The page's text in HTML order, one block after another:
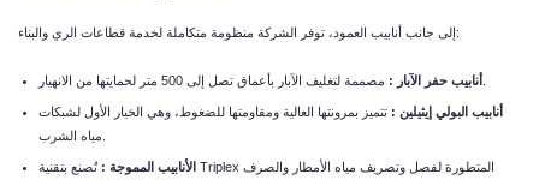
إلى جانب أنابيب العمود، توفر الشركة منظومة متكاملة لخدمة قطاعات الري والبناء:
أنابيب حفر الآبار : مصممة لتغليف الآبار بأعماق تصل إلى 500 متر لحمايتها من الانهيار.
أنابيب البولي إيثيلين : تتميز بمرونتها العالية ومقاومتها للضغوط، وهي الخيار الأول لشبكات
الأنابيب المموجة : تُصنع بتقنية Triplex المتطورة لفصل وتصريف مياه الأمطار والصرف